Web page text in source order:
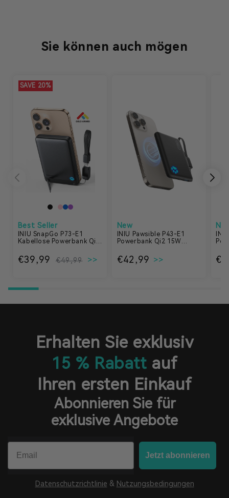
Sie können auch mögen
SAVE 20%
Best Seller
INIU SnapGo P73-E1
Kabellose Powerbank Qi2
Normaler Preis
€49,99 Verkaufspreis
€39,99
New
INIU Pawsible P43-E1
Powerbank Qi2 15W
Normaler Preis
€42,99
Erhalten Sie exklusiv
15 % Rabatt auf
Ihren ersten Einkauf
Abonnieren Sie für
exklusive Angebote
Email
Jetzt abonnieren
Datenschutzrichtlinie & Nutzungsbedingungen